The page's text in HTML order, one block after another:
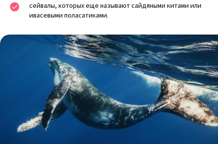
сейвалы, которых еще называют сайдяными китами или
ивасевыми поласатиками.